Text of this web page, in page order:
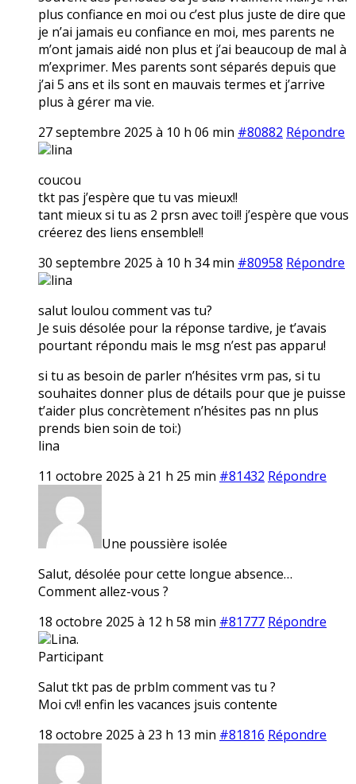
plus confiance en moi ou c’est plus juste de dire que
je n’ai jamais eu confiance en moi, mes parents ne
m’ont jamais aidé non plus et j’ai beaucoup de mal à
m’exprimer. Mes parents sont séparés depuis que
j’ai 5 ans et ils sont en mauvais termes et j’arrive
plus à gérer ma vie.
27 septembre 2025 à 10 h 06 min #80882 Répondre
lina
coucou
tkt pas j’espère que tu vas mieux!!
tant mieux si tu as 2 prsn avec toi!! j’espère que vous
créerez des liens ensemble!!
30 septembre 2025 à 10 h 34 min #80958 Répondre
lina
salut loulou comment vas tu?
Je suis désolée pour la réponse tardive, je t’avais
pourtant répondu mais le msg n’est pas apparu!
si tu as besoin de parler n’hésites vrm pas, si tu
souhaites donner plus de détails pour que je puisse
t’aider plus concrètement n’hésites pas nn plus
prends bien soin de toi:)
lina
11 octobre 2025 à 21 h 25 min #81432 Répondre
Une poussière isolée
Salut, désolée pour cette longue absence…
Comment allez-vous ?
18 octobre 2025 à 12 h 58 min #81777 Répondre
Lina.
Participant
Salut tkt pas de prblm comment vas tu ?
Moi cv!! enfin les vacances jsuis contente
18 octobre 2025 à 23 h 13 min #81816 Répondre